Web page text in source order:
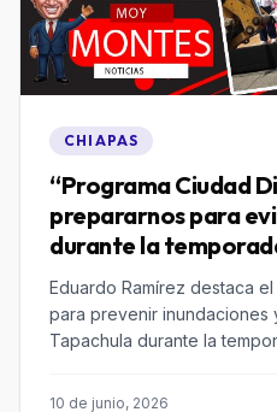
CHIAPAS
“Programa Ciudad
prepararnos para
durante la
Eduardo Ramírez destaca
para prevenir inundaciones
Tapachula durante la
10 de junio, 2026